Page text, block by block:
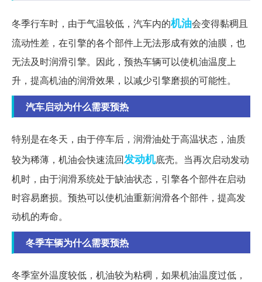
冬季行车时，由于气温较低，汽车内的机油会变得黏稠且
流动性差，在引擎的各个部件上无法形成有效的油膜，也
无法及时润滑引擎。因此，预热车辆可以使机油温度上
升，提高机油的润滑效果，以减少引擎磨损的可能性。
汽车启动为什么需要预热
特别是在冬天，由于停车后，润滑油处于高温状态，油质
较为稀薄，机油会快速流回发动机底壳。当再次启动发动
机时，由于润滑系统处于缺油状态，引擎各个部件在启动
时容易磨损。预热可以使机油重新润滑各个部件，提高发
动机的寿命。
冬季车辆为什么需要预热
冬季室外温度较低，机油较为粘稠，如果机油温度过低，